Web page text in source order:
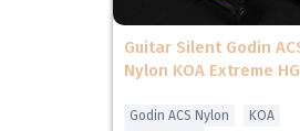
Guitar Silent Godin
Nylon KOA Extreme HG
Godin ACS Nylon
KOA